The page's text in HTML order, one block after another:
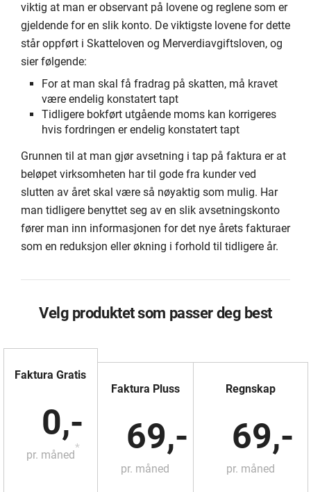
viktig at man er observant på lovene og reglene som er
gjeldende for en slik konto. De viktigste lovene for dette
står oppført i Skatteloven og Merverdiavgiftsloven, og
sier følgende:
For at man skal få fradrag på skatten, må kravet
være endelig konstatert tapt
Tidligere bokført utgående moms kan korrigeres
hvis fordringen er endelig konstatert tapt
Grunnen til at man gjør avsetning i tap på faktura er at
beløpet virksomheten har til gode fra kunder ved
slutten av året skal være så nøyaktig som mulig. Har
man tidligere benyttet seg av en slik avsetningskonto
fører man inn informasjonen for det nye årets fakturaer
som en reduksjon eller økning i forhold til tidligere år.
Velg produktet som passer deg best
Faktura Gratis
0,-
pr. måned
*
Faktura Pluss
69,-
pr. måned
Regnskap
69,-
pr. måned